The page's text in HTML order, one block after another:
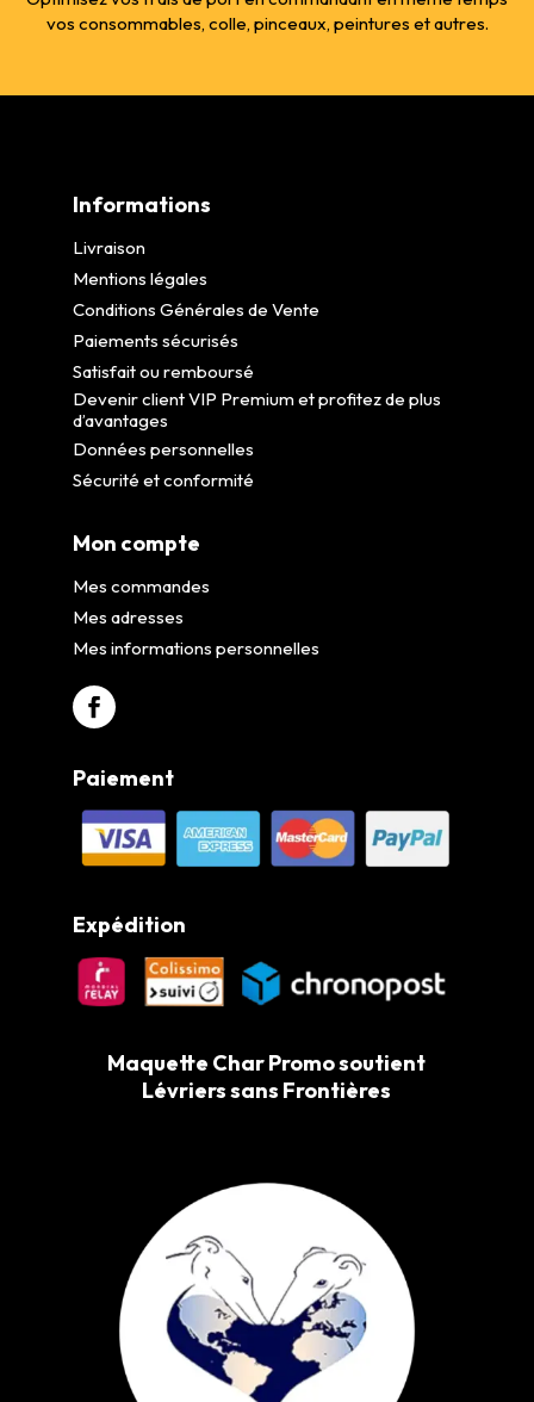
vos consommables, colle, pinceaux, peintures et autres.
Informations
Livraison
Mentions légales
Conditions Générales de Vente
Paiements sécurisés
Satisfait ou remboursé
Devenir client VIP Premium et profitez de plus
d’avantages
Données personnelles
Sécurité et conformité
Mon compte
Mes commandes
Mes adresses
Mes informations personnelles
Paiement
Expédition
Maquette Char Promo soutient
Lévriers sans Frontières